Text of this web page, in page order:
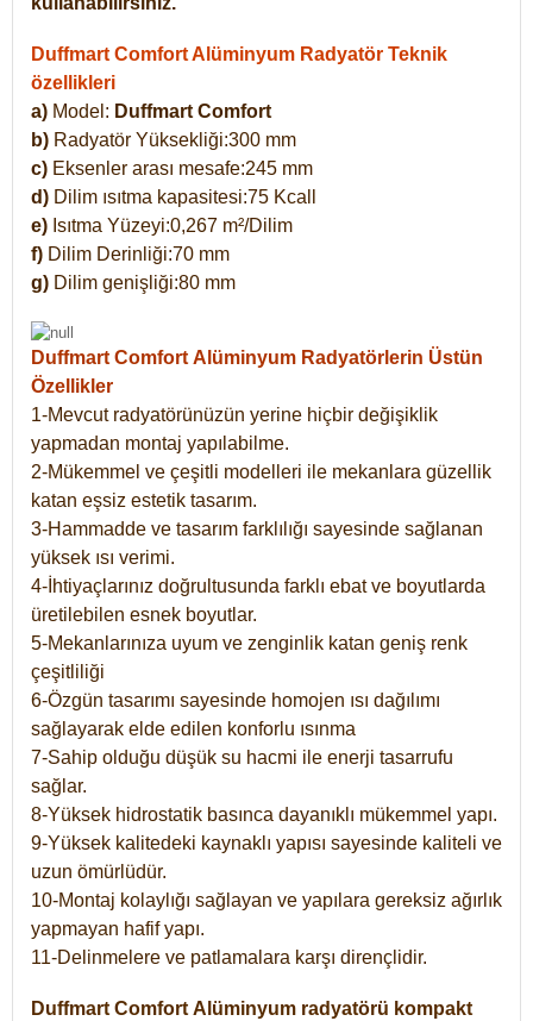
Duffmart Comfort Alüminyum Radyatör Teknik
özellikleri
a) Model: Duffmart Comfort
b) Radyatör Yüksekliği:300 mm
c) Eksenler arası mesafe:245 mm
d) Dilim ısıtma kapasitesi:75 Kcall
e) Isıtma Yüzeyi:0,267 m²/Dilim
f) Dilim Derinliği:70 mm
g) Dilim genişliği:80 mm
Duffmart Comfort Alüminyum Radyatörlerin Üstün
Özellikler
1-Mevcut radyatörünüzün yerine hiçbir değişiklik
yapmadan montaj yapılabilme.
2-Mükemmel ve çeşitli modelleri ile mekanlara güzellik
katan eşsiz estetik tasarım.
3-Hammadde ve tasarım farklılığı sayesinde sağlanan
yüksek ısı verimi.
4-İhtiyaçlarınız doğrultusunda farklı ebat ve boyutlarda
üretilebilen esnek boyutlar.
5-Mekanlarınıza uyum ve zenginlik katan geniş renk
çeşitliliği
6-Özgün tasarımı sayesinde homojen ısı dağılımı
sağlayarak elde edilen konforlu ısınma
7-Sahip olduğu düşük su hacmi ile enerji tasarrufu
sağlar.
8-Yüksek hidrostatik basınca dayanıklı mükemmel yapı.
9-Yüksek kalitedeki kaynaklı yapısı sayesinde kaliteli ve
uzun ömürlüdür.
10-Montaj kolaylığı sağlayan ve yapılara gereksiz ağırlık
yapmayan hafif yapı.
11-Delinmelere ve patlamalara karşı dirençlidir.
Duffmart Comfort Alüminyum radyatörü kompakt